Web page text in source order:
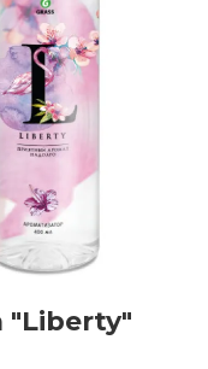
"Liberty"